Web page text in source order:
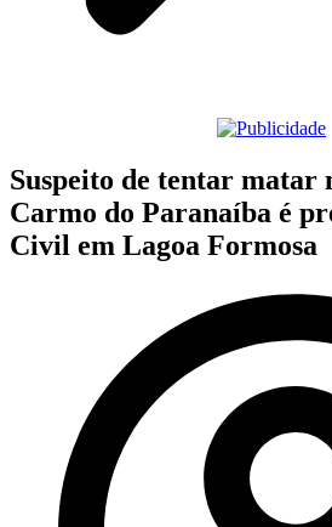
Suspeito de tentar matar
Carmo do Paranaíba é
Civil em Lagoa Formosa